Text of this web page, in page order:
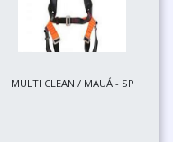
MULTI CLEAN / MAUÁ - SP